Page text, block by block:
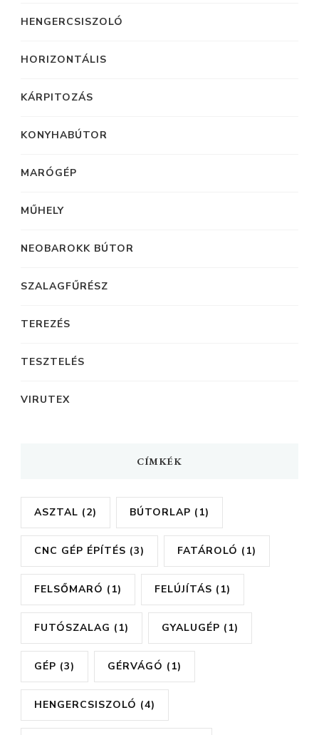
HENGERCSISZOLÓ
HORIZONTÁLIS
KÁRPITOZÁS
KONYHABÚTOR
MARÓGÉP
MŰHELY
NEOBAROKK BÚTOR
SZALAGFŰRÉSZ
TEREZÉS
TESZTELÉS
VIRUTEX
CÍMKÉK
ASZTAL (2) BÚTORLAP (1)
CNC GÉP ÉPÍTÉS (3) FATÁROLÓ (1)
FELSŐMARÓ (1) FELÚJÍTÁS (1)
FUTÓSZALAG (1) GYALUGÉP (1)
GÉP (3) GÉRVÁGÓ (1)
HENGERCSISZOLÓ (4)